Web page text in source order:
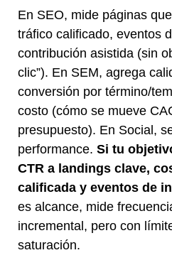
En SEO, mide páginas
tráfico calificado, eventos
contribución asistida (sin
clic”). En SEM, agrega
conversión por término/
costo (cómo se mueve
presupuesto). En Social,
performance. Si tu
CTR a landings clave,
calificada y eventos de
es alcance, mide
incremental, pero con
saturación.